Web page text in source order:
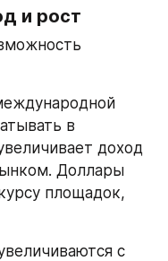
и рост
в
доход
Доллары
площадок,
с